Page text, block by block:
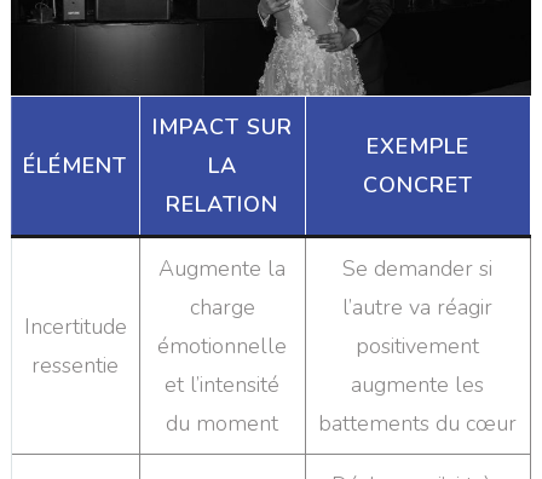
ÉLÉMENT
IMPACT SUR
LA
RELATION
EXEMPLE
CONCRET
Incertitude
ressentie
Augmente la
charge
émotionnelle
et l’intensité
du moment
Se demander si
l’autre va réagir
positivement
augmente les
battements du cœur